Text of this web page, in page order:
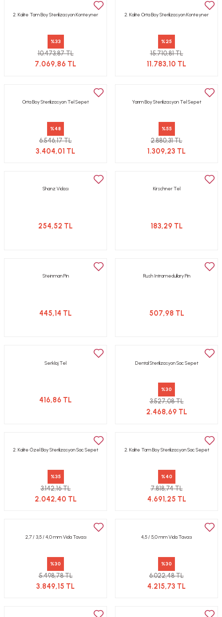
2. Kalite Tam Boy Sterilizasyon Konteyner
%33
10.473,87 TL
7.069,86 TL
2. Kalite Orta Boy Sterilizasyon Konteyner
%25
15.710,81 TL
11.783,10 TL
Orta Boy Sterilizasyon Tel Sepet
%48
6.546,17 TL
3.404,01 TL
Yarım Boy Sterilizasyon Tel Sepet
%55
2.880,31 TL
1.309,23 TL
Shanz Vidası
254,52 TL
Kirschner Tel
183,29 TL
Steinman Pin
445,14 TL
Rush Intramedullary Pin
507,98 TL
Serklaj Tel
416,86 TL
Dental Sterilizasyon Sac Sepet
%30
3.527,08 TL
2.468,69 TL
2. Kalite Özel Boy Sterilizasyon Sac Sepet
%35
3.142,16 TL
2.042,40 TL
2. Kalite Tam Boy Sterilizasyon Sac Sepet
%40
7.818,74 TL
4.691,25 TL
2,7 / 3,5 / 4,0 mm Vida Tavası
%30
5.498,78 TL
3.849,15 TL
4,5 / 5,0 mm Vida Tavası
%30
6.022,48 TL
4.215,73 TL